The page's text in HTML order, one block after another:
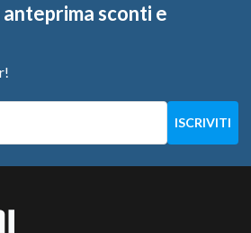
sconti e